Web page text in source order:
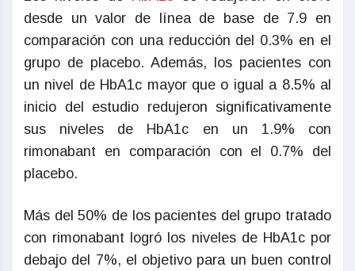
desde un valor de línea de base de 7.9 en
comparación con una reducción del 0.3% en el
grupo de placebo. Además, los pacientes con
un nivel de HbA1c mayor que o igual a 8.5% al
inicio del estudio redujeron significativamente
sus niveles de HbA1c en un 1.9% con
rimonabant en comparación con el 0.7% del
placebo.
Más del 50% de los pacientes del grupo tratado
con rimonabant logró los niveles de HbA1c por
debajo del 7%, el objetivo para un buen control